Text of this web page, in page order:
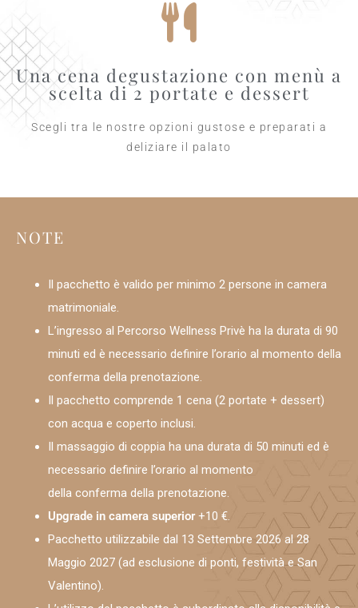
Una cena degustazione con menù a
scelta di 2 portate e dessert
Scegli tra le nostre opzioni gustose e preparati a
deliziare il palato
NOTE
Il pacchetto è valido per minimo 2 persone in camera
matrimoniale.
L’ingresso al Percorso Wellness Privè ha la durata di 90
minuti ed è necessario definire l’orario al momento della
conferma della prenotazione.
Il pacchetto comprende 1 cena (2 portate + dessert)
con acqua e coperto inclusi.
Il massaggio di coppia ha una durata di 50 minuti ed è
necessario definire l’orario al momento
della conferma della prenotazione.
Upgrade in camera superior+10 €.
Pacchetto utilizzabile dal 13 Settembre 2026 al 28
Maggio 2027 (ad esclusione di ponti, festività e San
Valentino).